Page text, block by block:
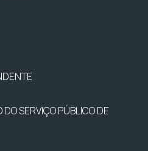
SERVIÇO PÚBLICO DE